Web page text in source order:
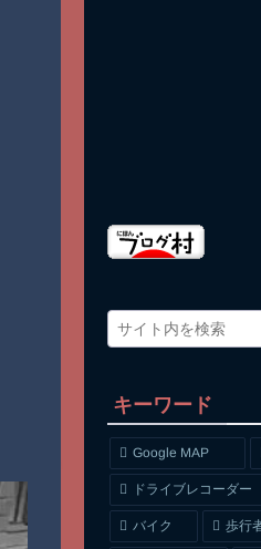
キーワード
Google MAP
ドライブレコーダー
バイク 歩行